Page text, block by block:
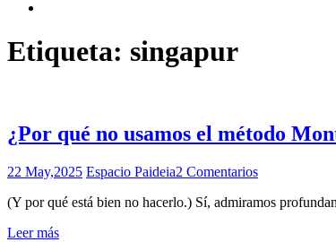
Etiqueta: singapur
¿Por qué no usamos el método
22 May,2025 Espacio Paideia2 Comentarios
(Y por qué está bien no hacerlo.) Sí, admiramos
Leer más